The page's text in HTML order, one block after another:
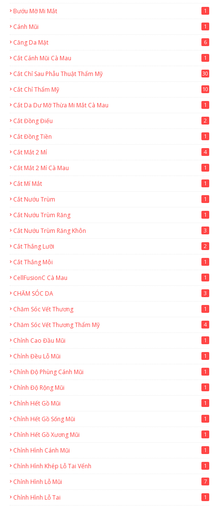
Bướu Mỡ Mi Mắt 1
Cánh Mũi 1
Căng Da Mặt 6
Cắt Cánh Mũi Cà Mau 1
Cắt Chỉ Sau Phẫu Thuật Thẩm Mỹ 30
Cắt Chỉ Thẩm Mỹ 10
Cắt Da Dư Mỡ Thừa Mi Mắt Cà Mau 1
Cắt Đồng Điếu 2
Cắt Đồng Tiền 1
Cắt Mắt 2 Mí 4
Cắt Mắt 2 Mí Cà Mau 1
Cắt Mí Mắt 1
Cắt Nướu Trùm 1
Cắt Nướu Trùm Răng 1
Cắt Nướu Trùm Răng Khôn 3
Cắt Thắng Lưỡi 2
Cắt Thắng Môi 1
CellFusionC Cà Mau 1
CHĂM SÓC DA 3
Chăm Sóc Vết Thương 1
Chăm Sóc Vết Thương Thẩm Mỹ 4
Chỉnh Cao Đầu Mũi 1
Chỉnh Đều Lỗ Mũi 1
Chỉnh Độ Phùng Cánh Mũi 1
Chỉnh Độ Rộng Mũi 1
Chỉnh Hết Gồ Mũi 1
Chỉnh Hết Gồ Sống Mũi 1
Chỉnh Hết Gồ Xương Mũi 1
Chỉnh Hình Cánh Mũi 1
Chỉnh Hình Khép Lỗ Tai Vểnh 1
Chỉnh Hình Lỗ Mũi 7
Chỉnh Hình Lỗ Tai 1